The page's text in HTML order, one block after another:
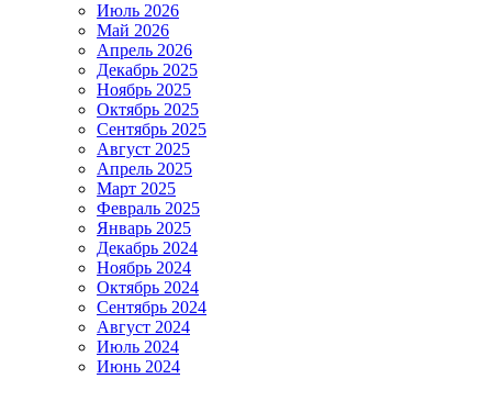
Июль 2026
Май 2026
Апрель 2026
Декабрь 2025
Ноябрь 2025
Октябрь 2025
Сентябрь 2025
Август 2025
Апрель 2025
Март 2025
Февраль 2025
Январь 2025
Декабрь 2024
Ноябрь 2024
Октябрь 2024
Сентябрь 2024
Август 2024
Июль 2024
Июнь 2024